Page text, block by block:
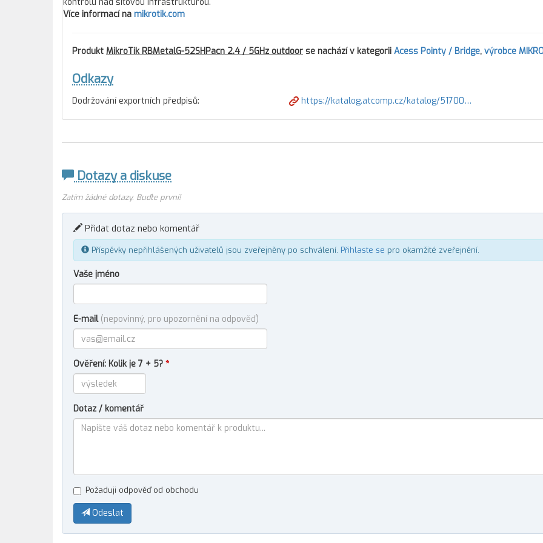
Více informací na mikrotik.com
Produkt MikroTik RBMetalG-52SHPacn 2.4 / 5GHz outdoor se nachází v kategorii Acess Pointy / Bridge, výrobce
Odkazy
Dodržování exportních předpisů: https://katalog.atcomp.cz/katalog/51700…
Dotazy a diskuse
Zatím žádné dotazy. Buďte první!
Přidat dotaz nebo komentář
Příspěvky nepřihlášených uživatelů jsou zveřejněny po schválení. Přihlaste se pro okamžité zveřejnění.
Vaše jméno
E-mail (nepovinný, pro upozornění na odpověď)
Ověření: Kolik je 7 + 5? *
Dotaz / komentář
Požaduji odpověď od obchodu
Odeslat